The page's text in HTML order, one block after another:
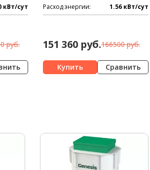
кВт/сут
руб.
Расход энергии: 1.56 кВт/сут
151 360 руб.166500 руб.
Сравнить